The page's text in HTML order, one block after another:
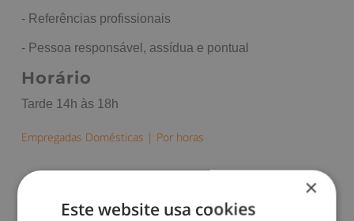
- Referências profissionais
- Pessoa responsável, assídua e pontual
Horário
Tarde 14h às 18h
Empregadas Domésticas | Por horas
×
Este website usa cookies